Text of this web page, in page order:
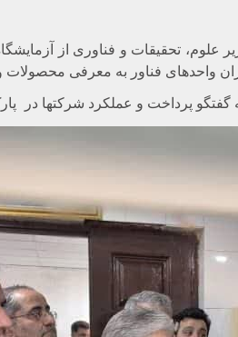
تحقیقات و فناوری از
واحدهای فناور به معرفی محصولات
گفتگو پرداخت و عملکرد شرکتها در